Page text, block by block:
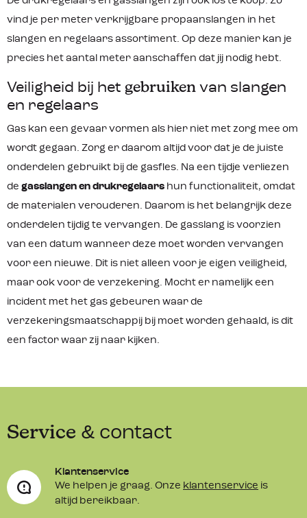
vind je per meter verkrijgbare propaanslangen in het
slangen en regelaars assortiment. Op deze manier kan je
precies het aantal meter aanschaffen dat jij nodig hebt.
Veiligheid bij het gebruiken van slangen
en regelaars
Gas kan een gevaar vormen als hier niet met zorg mee om
wordt gegaan. Zorg er daarom altijd voor dat je de juiste
onderdelen gebruikt bij de gasfles. Na een tijdje verliezen
de gasslangen en drukregelaars hun functionaliteit, omdat
de materialen verouderen. Daarom is het belangrijk deze
onderdelen tijdig te vervangen. De gasslang is voorzien
van een datum wanneer deze moet worden vervangen
voor een nieuwe. Dit is niet alleen voor je eigen veiligheid,
maar ook voor de verzekering. Mocht er namelijk een
incident met het gas gebeuren waar de
verzekeringsmaatschappij bij moet worden gehaald, is dit
een factor waar zij naar kijken.
Service & contact
Klantenservice
We helpen je graag. Onze klantenservice is
altijd bereikbaar.